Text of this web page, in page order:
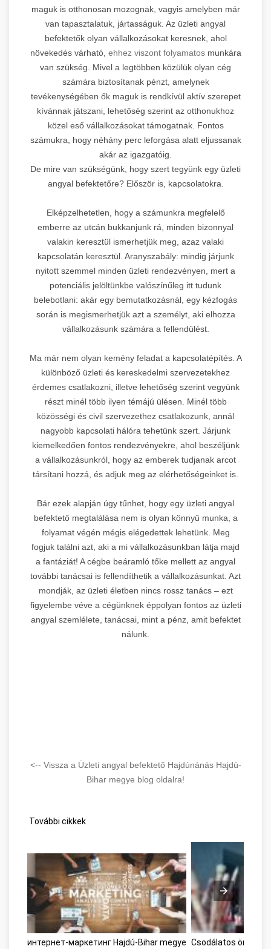
maguk is otthonosan mozognak, vagyis amelyben már
van tapasztalatuk, jártasságuk. Az üzleti angyal
befektetők olyan vállalkozásokat keresnek, ahol
növekedés várható, ehhez viszont folyamatosmunkára
van szükség. Mivel a legtöbben közülük olyan cég
számára biztosítanak pénzt, amelynek
tevékenységében ők maguk is rendkívül aktív szerepet
kívánnak játszani, lehetőség szerint az otthonukhoz
közel eső vállalkozásokat támogatnak. Fontos
számukra, hogy néhány perc leforgása alatt eljussanak
akár az igazgatóig.
De mire van szükségünk, hogy szert tegyünk egy üzleti
angyal befektetőre? Először is, kapcsolatokra.
Elképzelhetetlen, hogy a számunkra megfelelő
emberre az utcán bukkanjunk rá, minden bizonnyal
valakin keresztül ismerhetjük meg, azaz valaki
kapcsolatán keresztül. Aranyszabály: mindig járjunk
nyitott szemmel minden üzleti rendezvényen, mert a
potenciális jelöltünkbe valószínűleg itt tudunk
belebotlani: akár egy bemutatkozásnál, egy kézfogás
során is megismerhetjük azt a személyt, aki elhozza
vállalkozásunk számára a fellendülést.
Ma már nem olyan kemény feladat a kapcsolatépítés. A
különböző üzleti és kereskedelmi szervezetekhez
érdemes csatlakozni, illetve lehetőség szerint vegyünk
részt minél több ilyen témájú ülésen. Minél több
közösségi és civil szervezethez csatlakozunk, annál
nagyobb kapcsolati hálóra tehetünk szert. Járjunk
kiemelkedően fontos rendezvényekre, ahol beszéljünk
a vállalkozásunkról, hogy az emberek tudjanak arcot
társítani hozzá, és adjuk meg az elérhetőségeinket is.
Bár ezek alapján úgy tűnhet, hogy egy üzleti angyal
befektető megtalálása nem is olyan könnyű munka, a
folyamat végén mégis elégedettek lehetünk. Meg
fogjuk találni azt, aki a mi vállalkozásunkban látja majd
a fantáziát! A cégbe beáramló tőke mellett az angyal
további tanácsai is fellendíthetik a vállalkozásunkat. Azt
mondják, az üzleti életben nincs rossz tanács – ezt
figyelembe véve a cégünknek éppolyan fontos az üzleti
angyal szemlélete, tanácsai, mint a pénz, amit befektet
nálunk.
<-- Vissza a Üzleti angyal befektető Hajdúnánás Hajdú-
Bihar megye blog oldalra!
További cikkek
интернет-маркетинг Hajdú-Bihar megye Csodálatos